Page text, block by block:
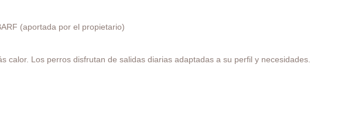
(aportada por el propietario)
Los perros disfrutan de salidas diarias adaptadas a su perfil y necesidades.